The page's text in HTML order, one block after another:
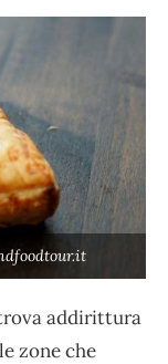
addirittura
zone che